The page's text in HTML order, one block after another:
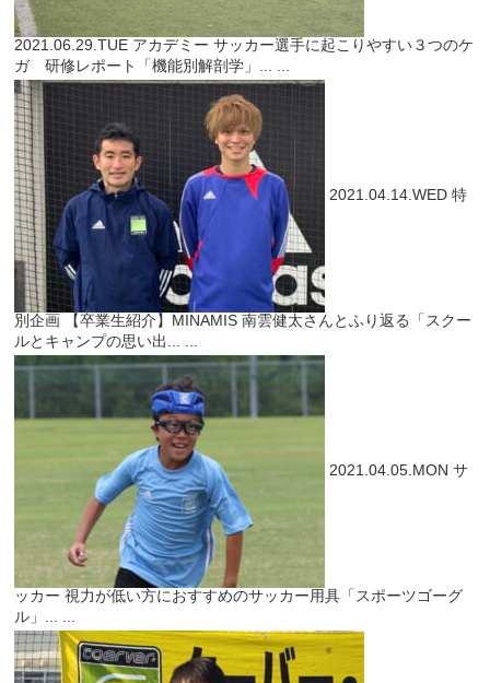
2021.06.29.TUE アカデミー サッカー選手に起こりやすい３つのケ
ガ 研修レポート「機能別解剖学」... ...
2021.04.14.WED 特
別企画
【卒業生紹介】MINAMIS 南雲健太さんとふり返る「スクー
ルとキャンプの思い出... ...
2021.04.05.MON サ
ッカー 視力が低い方におすすめのサッカー用具「スポーツゴーグ
ル」... ...